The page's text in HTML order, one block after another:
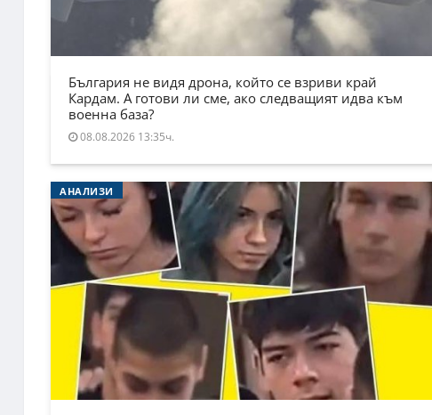
България не видя дрона, който се взриви край
Кардам. А готови ли сме, ако следващият идва към
военна база?
08.08.2026 13:35ч.
АНАЛИЗИ